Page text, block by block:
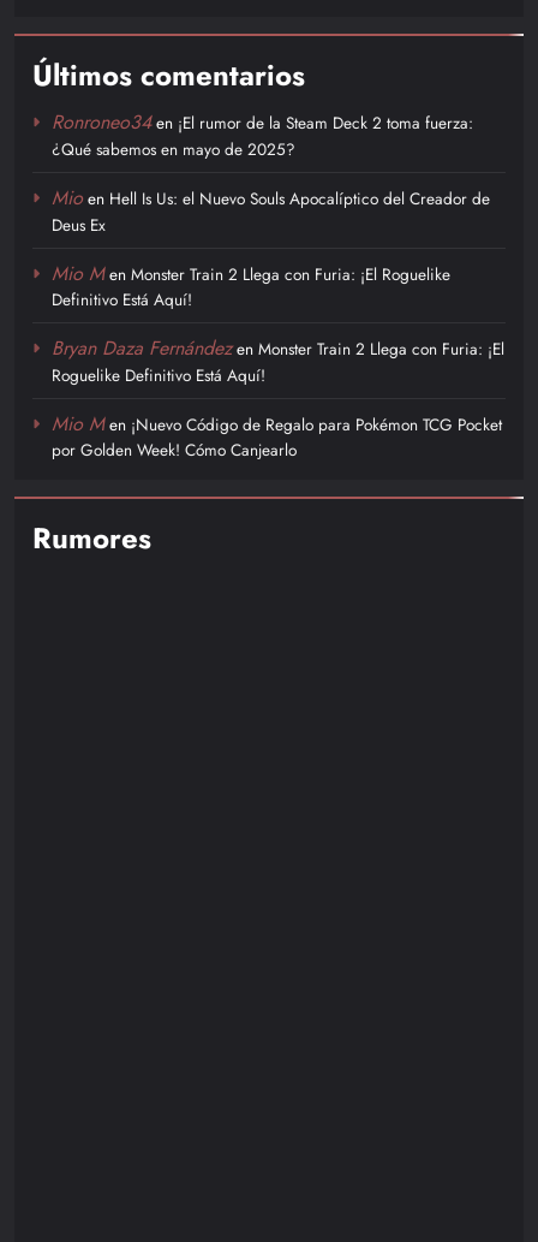
Últimos comentarios
Ronroneo34en ¡El rumor de la Steam Deck 2 toma fuerza:
¿Qué sabemos en mayo de 2025?
Mioen Hell Is Us: el Nuevo Souls Apocalíptico del Creador de
Deus Ex
Mio Men Monster Train 2 Llega con Furia: ¡El Roguelike
Definitivo Está Aquí!
Bryan Daza Fernándezen Monster Train 2 Llega con Furia: ¡El
Roguelike Definitivo Está Aquí!
Mio Men ¡Nuevo Código de Regalo para Pokémon TCG Pocket
por Golden Week! Cómo Canjearlo
Rumores